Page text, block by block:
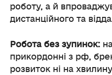
роботу, а й
дистанційного та
Робота без зупинок:
прикордонні з рф,
розвиток ні на